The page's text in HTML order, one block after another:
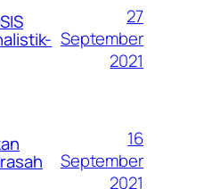
27
September
2021
16
September
2021